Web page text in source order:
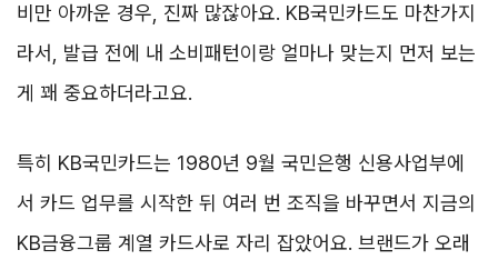
비만 아까운 경우, 진짜 많잖아요. KB국민카드도 마찬가지
라서, 발급 전에 내 소비패턴이랑 얼마나 맞는지 먼저 보는
게 꽤 중요하더라고요.
특히 KB국민카드는 1980년 9월 국민은행 신용사업부에
서 카드 업무를 시작한 뒤 여러 번 조직을 바꾸면서 지금의
KB금융그룹 계열 카드사로 자리 잡았어요. 브랜드가 오래